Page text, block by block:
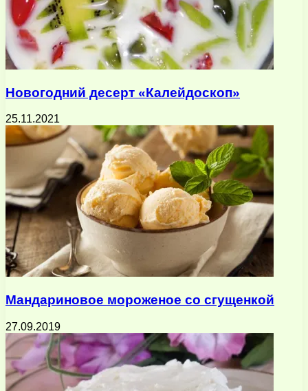
Новогодний десерт «Калейдоскоп»
25.11.2021
Мандариновое мороженое со сгущенкой
27.09.2019